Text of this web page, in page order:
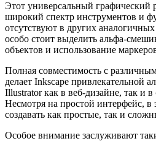
Этот универсальный графический
широкий спектр инструментов и
отсутствуют в других
особо стоит выделить альфа-
объектов и использование
Полная совместимость с
делает Inkscape привлекательной
Illustrator как в веб-дизайне, так и
Несмотря на простой интерфейс,
создавать как простые, так и
Особое внимание заслуживают